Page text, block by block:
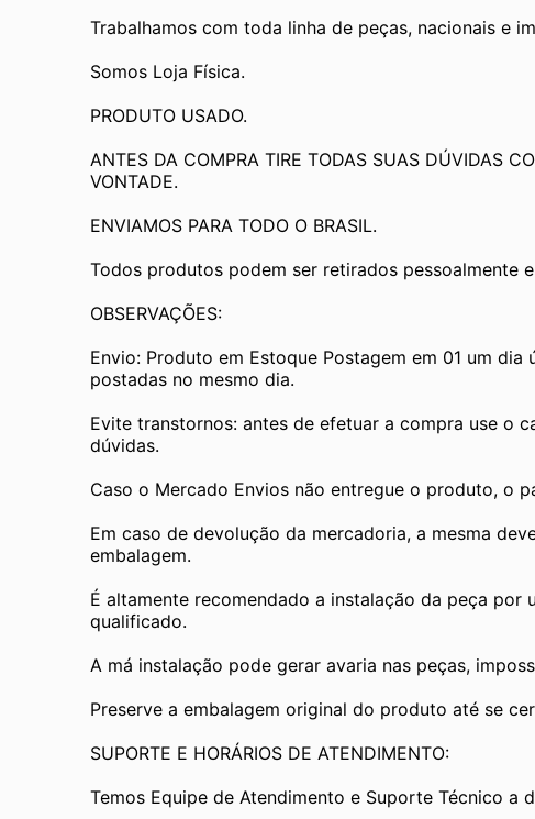
Trabalhamos com toda linha de peças, nacionais e
Somos Loja Física.
PRODUTO USADO.
ANTES DA COMPRA TIRE TODAS SUAS DÚVIDAS
VONTADE.
ENVIAMOS PARA TODO O BRASIL.
Todos produtos podem ser retirados pessoalmente
OBSERVAÇÕES:
Envio: Produto em Estoque Postagem em 01 um
postadas no mesmo dia.
Evite transtornos: antes de efetuar a compra use o
dúvidas.
Caso o Mercado Envios não entregue o produto, o
Em caso de devolução da mercadoria, a mesma
embalagem.
É altamente recomendado a instalação da peça por
qualificado.
A má instalação pode gerar avaria nas peças,
Preserve a embalagem original do produto até se
SUPORTE E HORÁRIOS DE ATENDIMENTO:
Temos Equipe de Atendimento e Suporte Técnico a